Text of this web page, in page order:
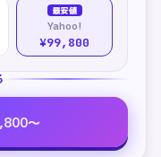
最安値
Yahoo!
¥99,800
〜